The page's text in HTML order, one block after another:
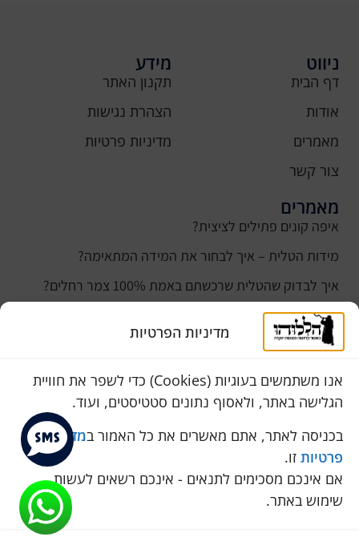
מדיניות הפרטיות
אנו משתמשים בעוגיות (Cookies) כדי לשפר את חוויית
הגלישה באתר, ולאסוף נתונים סטטיסטים, ועוד.
בכניסה לאתר, אתם מאשרים את כל האמור במדיניות
פרטיות זו.
אם אינכם מסכימים לתנאים - אינכם רשאים לעשות
שימוש באתר.
ניווט
דף הבית
אודות
מאמרים
צור קשר
מידע
תקנון האתר
הצהרת נגישות
מדיניות פרטיות
מאמרים
איפה קונים פתילים לציצית?
מידות הטלית – איך לבחור את המידה המתאימה?
איך לבדוק שהטלית שרכשתם באמת 100% צמר רחלים?
למה נהוג לקנות טלית לחתן ביום חתונתו?
כמה עולה טלית לחתן
סוגי טליתות
שירות לקוחות
050-774-8845
הכחול 10 א.ת, כנות
pini.mixum@gmail.com